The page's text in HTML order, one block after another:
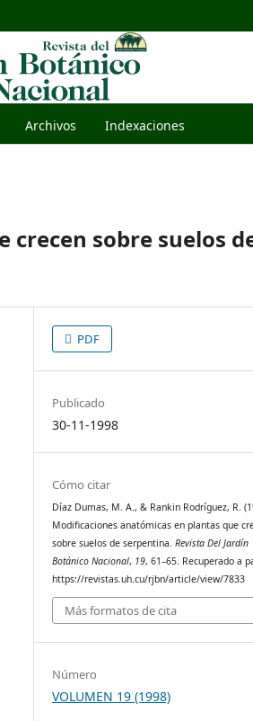
Archivos Indexaciones
crecen sobre suelos
PDF
Publicado
30-11-1998
Cómo citar
Díaz Dumas, M. A., & Rankin Rodríguez, R.
Modificaciones anatómicas en plantas que
sobre suelos de serpentina.Revista Del Jardín
Botánico Nacional, 19, 61–65. Recuperado a
https://revistas.uh.cu/rjbn/article/view/7833
Más formatos de cita
Número
VOLUMEN 19 (1998)